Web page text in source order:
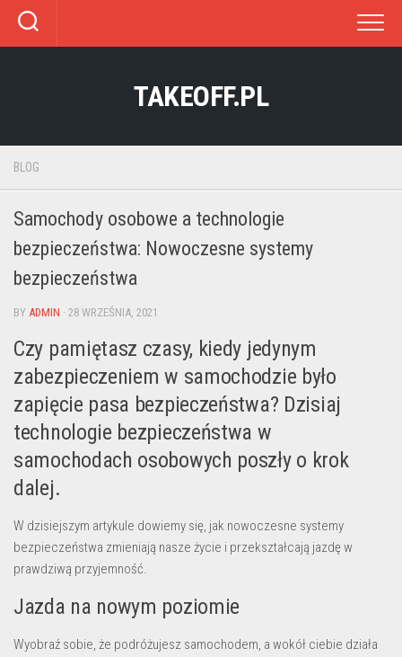
Skip
content
TAKEOFF.PL
BLOG
Samochody osobowe a technologie
bezpieczeństwa: Nowoczesne systemy
bezpieczeństwa
BY ADMIN · 28 WRZEŚNIA, 2021
Czy pamiętasz czasy, kiedy jedynym
zabezpieczeniem w samochodzie było
zapięcie pasa bezpieczeństwa? Dzisiaj
technologie bezpieczeństwa w
samochodach osobowych poszły o krok
dalej.
W dzisiejszym artykule dowiemy się, jak nowoczesne systemy
bezpieczeństwa zmieniają nasze życie i przekształcają jazdę w
prawdziwą przyjemność.
Jazda na nowym poziomie
Wyobraź sobie, że podróżujesz samochodem, a wokół ciebie działa